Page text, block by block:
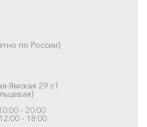
по России)
Ямская 29 с1
- 20:00
- 18:00